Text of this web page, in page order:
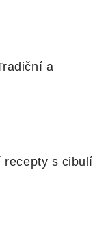
a
recepty s cibulí